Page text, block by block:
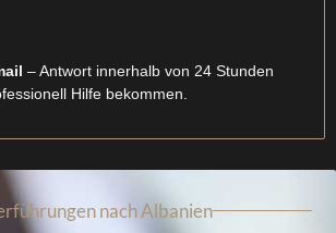
– Antwort innerhalb von 24 Stunden
Hilfe bekommen.
nach Albanien